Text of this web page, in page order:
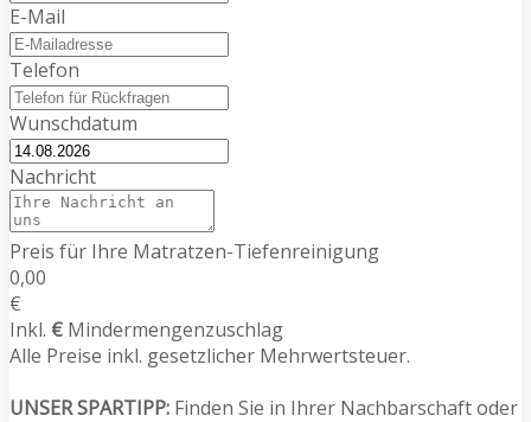
E-Mail
Telefon
Wunschdatum
Nachricht
Preis für Ihre Matratzen-Tiefenreinigung
0,00
€
Inkl. € Mindermengenzuschlag
Alle Preise inkl. gesetzlicher Mehrwertsteuer.
UNSER SPARTIPP: Finden Sie in Ihrer Nachbarschaft oder